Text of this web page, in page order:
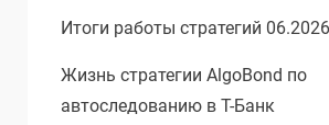
Итоги работы стратегий 06.2026
Жизнь стратегии AlgoBond по
автоследованию в Т-Банк